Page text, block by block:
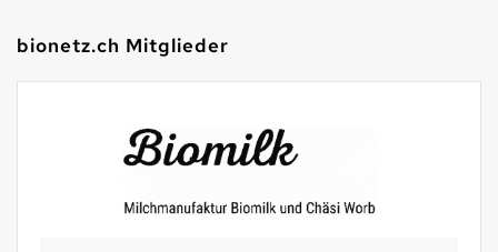
bionetz.ch Mitglieder